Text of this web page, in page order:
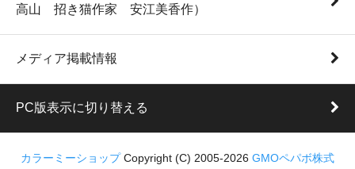
高山 招き猫作家 安江美香作）
メディア掲載情報
PC版表示に切り替える
カラーミーショップ Copyright (C) 2005-2026 GMOペパボ株式